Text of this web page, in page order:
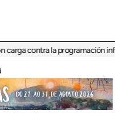
la programación infantil